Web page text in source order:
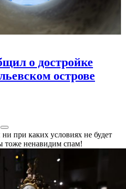
о достройке
острове
при каких условиях не будет
тоже ненавидим спам!